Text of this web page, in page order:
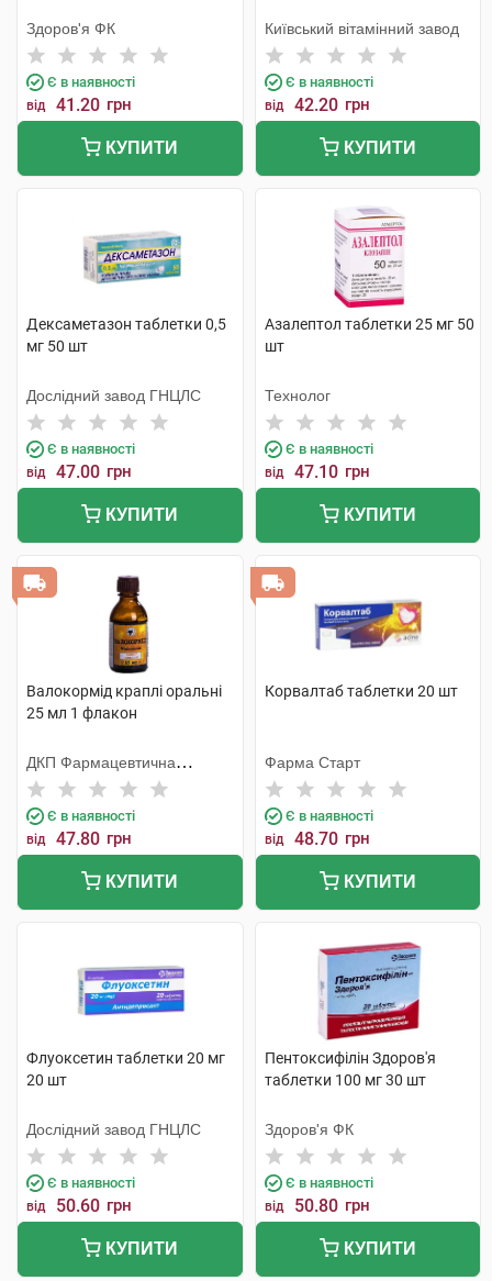
Здоров'я ФК
Є в наявності
від 41.20 грн
КУПИТИ
Київський вітамінний завод
Є в наявності
від 42.20 грн
КУПИТИ
Дексаметазон таблетки 0,5
мг 50 шт
Дослідний завод ГНЦЛС
Є в наявності
від 47.00 грн
КУПИТИ
Азалептол таблетки 25 мг 50
шт
Технолог
Є в наявності
від 47.10 грн
КУПИТИ
Валокормід краплі оральні
25 мл 1 флакон
ДКП Фармацевтична
фабрика
Є в наявності
від 47.80 грн
КУПИТИ
Корвалтаб таблетки 20 шт
Фарма Старт
Є в наявності
від 48.70 грн
КУПИТИ
Флуоксетин таблетки 20 мг
20 шт
Дослідний завод ГНЦЛС
Є в наявності
від 50.60 грн
КУПИТИ
Пентоксифілін Здоров'я
таблетки 100 мг 30 шт
Здоров'я ФК
Є в наявності
від 50.80 грн
КУПИТИ